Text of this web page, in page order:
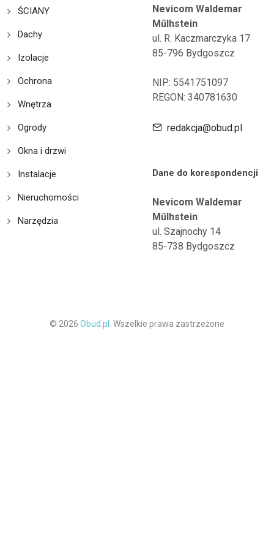
ŚCIANY
Dachy
Izolacje
Ochrona
Wnętrza
Ogrody
Okna i drzwi
Instalacje
Nieruchomości
Narzędzia
Nevicom Waldemar
Műlhstein
ul. R. Kaczmarczyka 17
85-796 Bydgoszcz
NIP: 5541751097
REGON: 340781630
redakcja@obud.pl
Dane do korespondencji
Nevicom Waldemar
Műlhstein
ul. Szajnochy 14
85-738 Bydgoszcz
© 2026 Obud.pl. Wszelkie prawa zastrzeżone